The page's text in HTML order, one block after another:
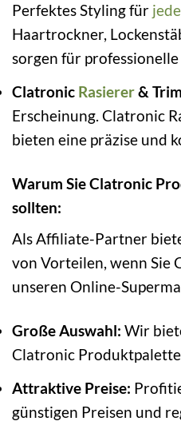
Perfektes Styling für
Haartrockner,
sorgen für professionelle
Clatronic Rasierer&
Erscheinung. Clatronic
bieten eine präzise und
Warum Sie Clatronic
sollten:
Als Affiliate-Partner
von Vorteilen, wenn Sie
unseren Online-
Große Auswahl: Wir
Clatronic
Attraktive Preise:
günstigen Preisen und